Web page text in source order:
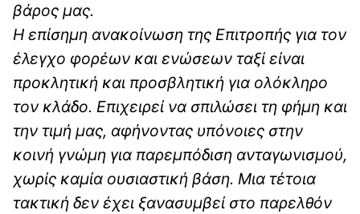
βάρος μας.
Η επίσημη ανακοίνωση της Επιτροπής για τον
έλεγχο φορέων και ενώσεων ταξί είναι
προκλητική και προσβλητική για ολόκληρο
τον κλάδο. Επιχειρεί να σπιλώσει τη φήμη και
την τιμή μας, αφήνοντας υπόνοιες στην
κοινή γνώμη για παρεμπόδιση ανταγωνισμού,
χωρίς καμία ουσιαστική βάση. Μια τέτοια
τακτική δεν έχει ξανασυμβεί στο παρελθόν